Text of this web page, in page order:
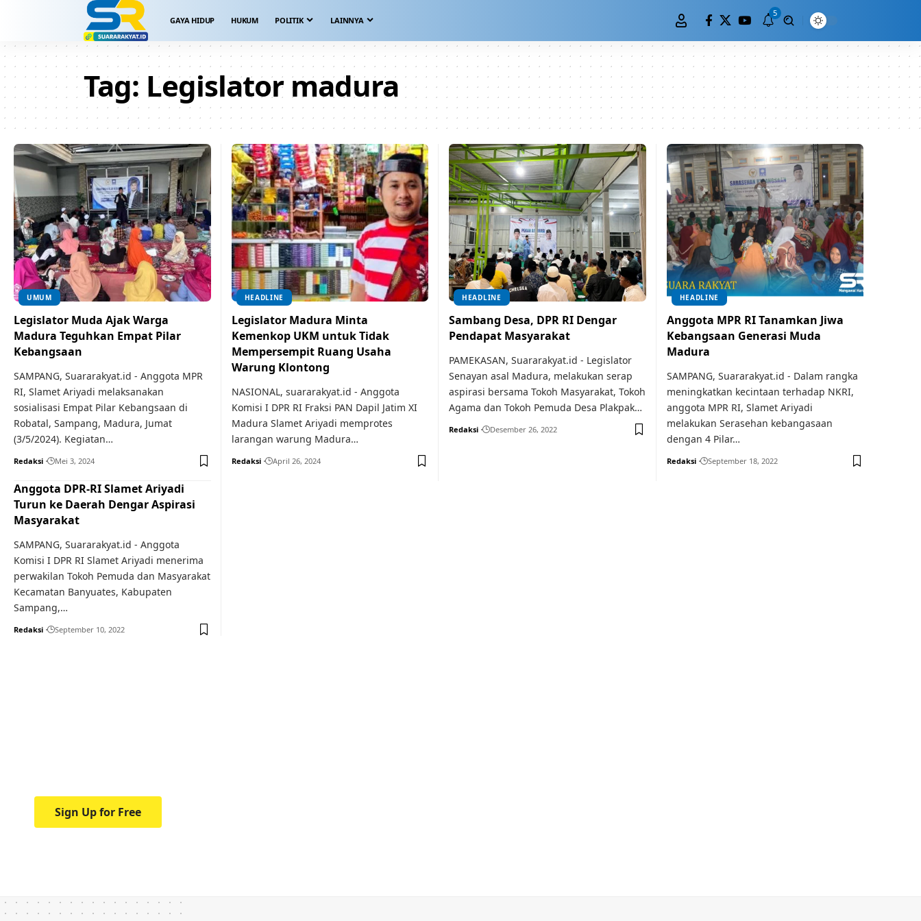
GAYA HIDUP HUKUM POLITIK LAINNYA
5
Tag: Legislator madura
UMUM
Legislator Muda Ajak Warga
Madura Teguhkan Empat Pilar
Kebangsaan
SAMPANG, Suararakyat.id - Anggota MPR
RI, Slamet Ariyadi melaksanakan
sosialisasi Empat Pilar Kebangsaan di
Robatal, Sampang, Madura, Jumat
(3/5/2024). Kegiatan…
Redaksi Mei 3, 2024
HEADLINE
Legislator Madura Minta
Kemenkop UKM untuk Tidak
Mempersempit Ruang Usaha
Warung Klontong
NASIONAL, suararakyat.id - Anggota
Komisi I DPR RI Fraksi PAN Dapil Jatim XI
Madura Slamet Ariyadi memprotes
larangan warung Madura…
Redaksi April 26, 2024
HEADLINE
Sambang Desa, DPR RI Dengar
Pendapat Masyarakat
PAMEKASAN, Suararakyat.id - Legislator
Senayan asal Madura, melakukan serap
aspirasi bersama Tokoh Masyarakat, Tokoh
Agama dan Tokoh Pemuda Desa Plakpak…
Redaksi Desember 26, 2022
HEADLINE
Anggota MPR RI Tanamkan Jiwa
Kebangsaan Generasi Muda
Madura
SAMPANG, Suararakyat.id - Dalam rangka
meningkatkan kecintaan terhadap NKRI,
anggota MPR RI, Slamet Ariyadi
melakukan Serasehan kebangasaan
dengan 4 Pilar…
Redaksi September 18, 2022
Anggota DPR-RI Slamet Ariyadi
Turun ke Daerah Dengar Aspirasi
Masyarakat
SAMPANG, Suararakyat.id - Anggota
Komisi I DPR RI Slamet Ariyadi menerima
perwakilan Tokoh Pemuda dan Masyarakat
Kecamatan Banyuates, Kabupaten
Sampang,…
Redaksi September 10, 2022
Sign Up for Free